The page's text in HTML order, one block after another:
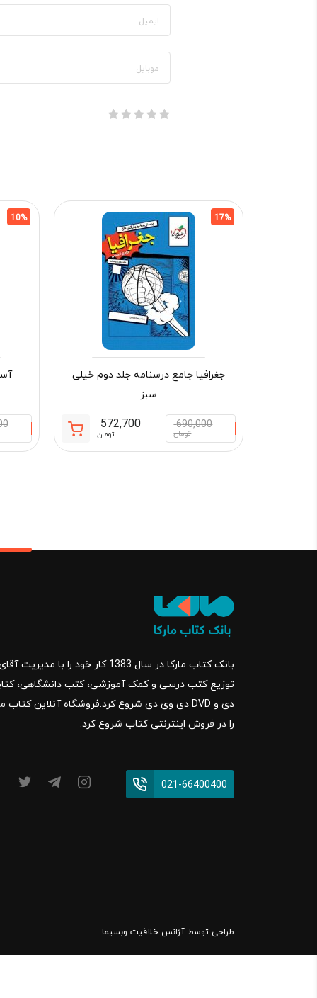
17%
جغرافیا جامع درسنامه جلد دوم خیلی
سبز
690,000
تومان
قیمت
اصلی:
572,700
تومان
قیمت
فعلی:
10%
بانک کتاب مارکا در سال 1383 کار
را در فروش اینترنتی کتاب شروع کرد.
021-66400400
طراحی توسط آژانس خلاقیت وبسیما